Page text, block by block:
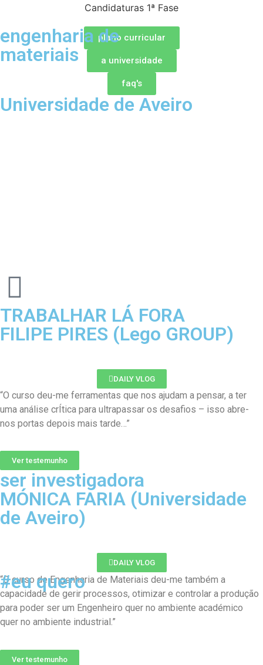
Candidaturas 1ª Fase
plano curricular
a universidade
faq's
Universidade de Aveiro
engenharia de
materiais
TRABALHAR LÁ FORA
FILIPE PIRES (Lego GROUP)
DAILY VLOG
“O curso deu-me ferramentas que nos ajudam a pensar, a ter
uma análise crÍtica para ultrapassar os desafios – isso abre-
nos portas depois mais tarde…”
Ver testemunho
ser investigadora
MÓNICA FARIA (Universidade
de Aveiro)
“O curso de Engenharia de Materiais deu-me também a
capacidade de gerir processos, otimizar e controlar a produção
para poder ser um Engenheiro quer no ambiente académico
quer no ambiente industrial.”
Ver testemunho
#eu quero
DAILY VLOG